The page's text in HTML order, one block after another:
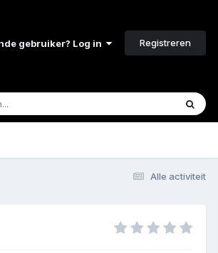
gebruiker? Log in Registreren
Alle activiteit